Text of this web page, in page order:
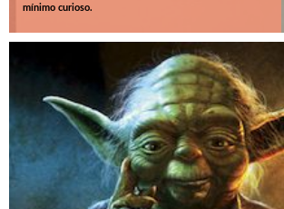
mínimo curioso.